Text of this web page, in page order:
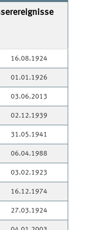
16.08.1924
01.01.1926
03.06.2013
02.12.1939
31.05.1941
06.04.1988
03.02.1923
16.12.1974
27.03.1924